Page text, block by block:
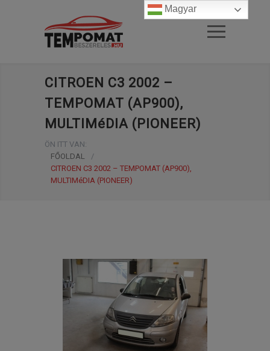
CITROEN C3 2002 –
TEMPOMAT (AP900),
MULTIMéDIA (PIONEER)
ÖN ITT VAN:
FŐOLDAL
/
CITROEN C3 2002 – TEMPOMAT (AP900),
MULTIMéDIA (PIONEER)
Magyar